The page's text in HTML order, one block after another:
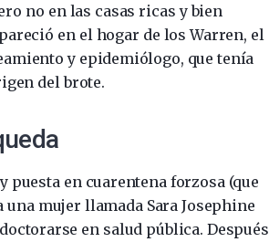
no en las casas ricas y bien
en el hogar de los Warren, el
y epidemiólogo, que tenía
del brote.
puesta en cuarentena forzosa (que
mujer llamada Sara Josephine
en salud pública. Después